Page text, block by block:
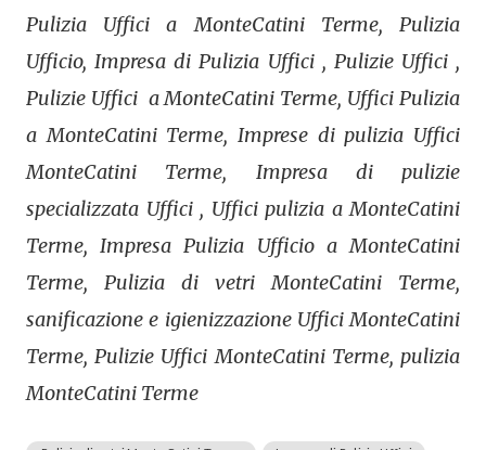
Pulizia Uffici a MonteCatini Terme, Pulizia
Ufficio, Impresa di Pulizia Uffici , Pulizie Uffici ,
Pulizie Uffici a MonteCatini Terme, Uffici Pulizia
a MonteCatini Terme, Imprese di pulizia Uffici
MonteCatini Terme, Impresa di pulizie
specializzata Uffici , Uffici pulizia a MonteCatini
Terme, Impresa Pulizia Ufficio a MonteCatini
Terme, Pulizia di vetri MonteCatini Terme,
sanificazione e igienizzazione Uffici MonteCatini
Terme, Pulizie Uffici MonteCatini Terme, pulizia
MonteCatini Terme